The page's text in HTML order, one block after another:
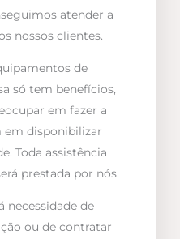
atender a
nossos clientes.
de
só tem benefícios,
em fazer a
em disponibilizar
Toda assistência
prestada por nós.
necessidade de
ou de contratar